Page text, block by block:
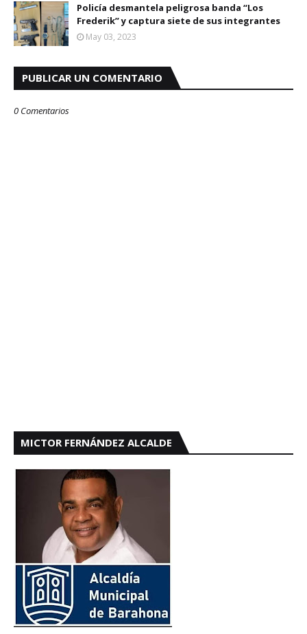
Policía desmantela peligrosa banda “Los
Frederik” y captura siete de sus integrantes
May 03, 2023
PUBLICAR UN COMENTARIO
0 Comentarios
MICTOR FERNÁNDEZ ALCALDE